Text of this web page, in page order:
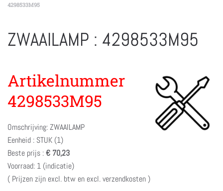
4298533M95
ZWAAILAMP : 4298533M95
Artikelnummer
4298533M95
Omschrijving: ZWAAILAMP
Eenheid : STUK (1)
Beste prijs :€ 70,23
Voorraad: 1 (indicatie)
( Prijzen zijn excl. btw en excl. verzendkosten )